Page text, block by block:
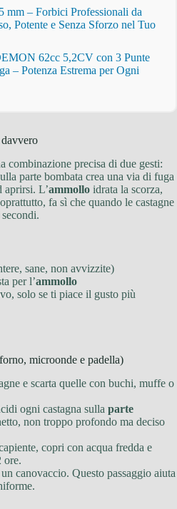
– Forbici Professionali da
Potente e Senza Sforzo nel Tuo
62cc 5,2CV con 3 Punte
– Potenza Estrema per Ogni
combinazione precisa di due gesti:
parte bombata crea una via di fuga
aprirsi. L’ammollo idrata la scorza,
fa sì che quando le castagne
sane, non avvizzite)
per l’ammollo
solo se ti piace il gusto più
microonde e padella)
e scarta quelle con buchi, muffe o
ogni castagna sulla parte
non troppo profondo ma deciso
copri con acqua fredda e
ore.
canovaccio. Questo passaggio aiuta